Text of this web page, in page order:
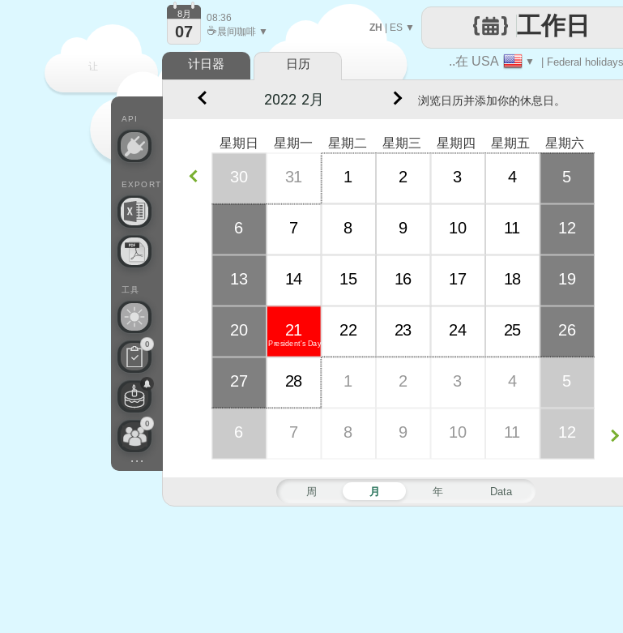
让 ..在 USA ▼ | Federal holidays
工作日
ZH | ES ▼
API
EXPORT
工具
0
0
...
8月
07
08:36
☕晨间咖啡 ▼
计日器 日历
浏览日历并添加你的休息日。
周 月 年 Data
星期日 星期一 星期二 星期三 星期四 星期五 星期六
30 31 1 2 3 4 5
6 7 8 9 10 11 12
13 14 15 16 17 18 19
20
President's Day
21 22 23 24 25 26
27 28 1 2 3 4 5
6 7 8 9 10 11 12